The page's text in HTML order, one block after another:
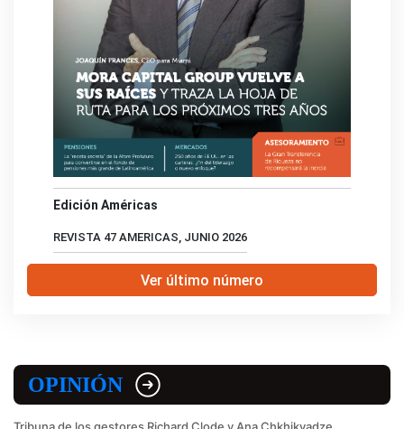
Edición Américas
REVISTA 47 AMERICAS, JUNIO 2026
Ver último número
OPINIÓN